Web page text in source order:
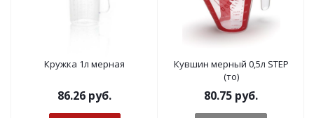
Кружка 1л мерная
86.26 руб.
Кувшин мерный 0,5л STEP
(то)
80.75 руб.